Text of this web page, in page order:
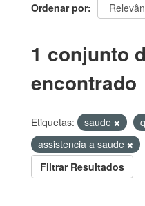
Ordenar por
1 conjunto
encontrado
Etiquetas: saude
assistencia a saude
Filtrar Resultados